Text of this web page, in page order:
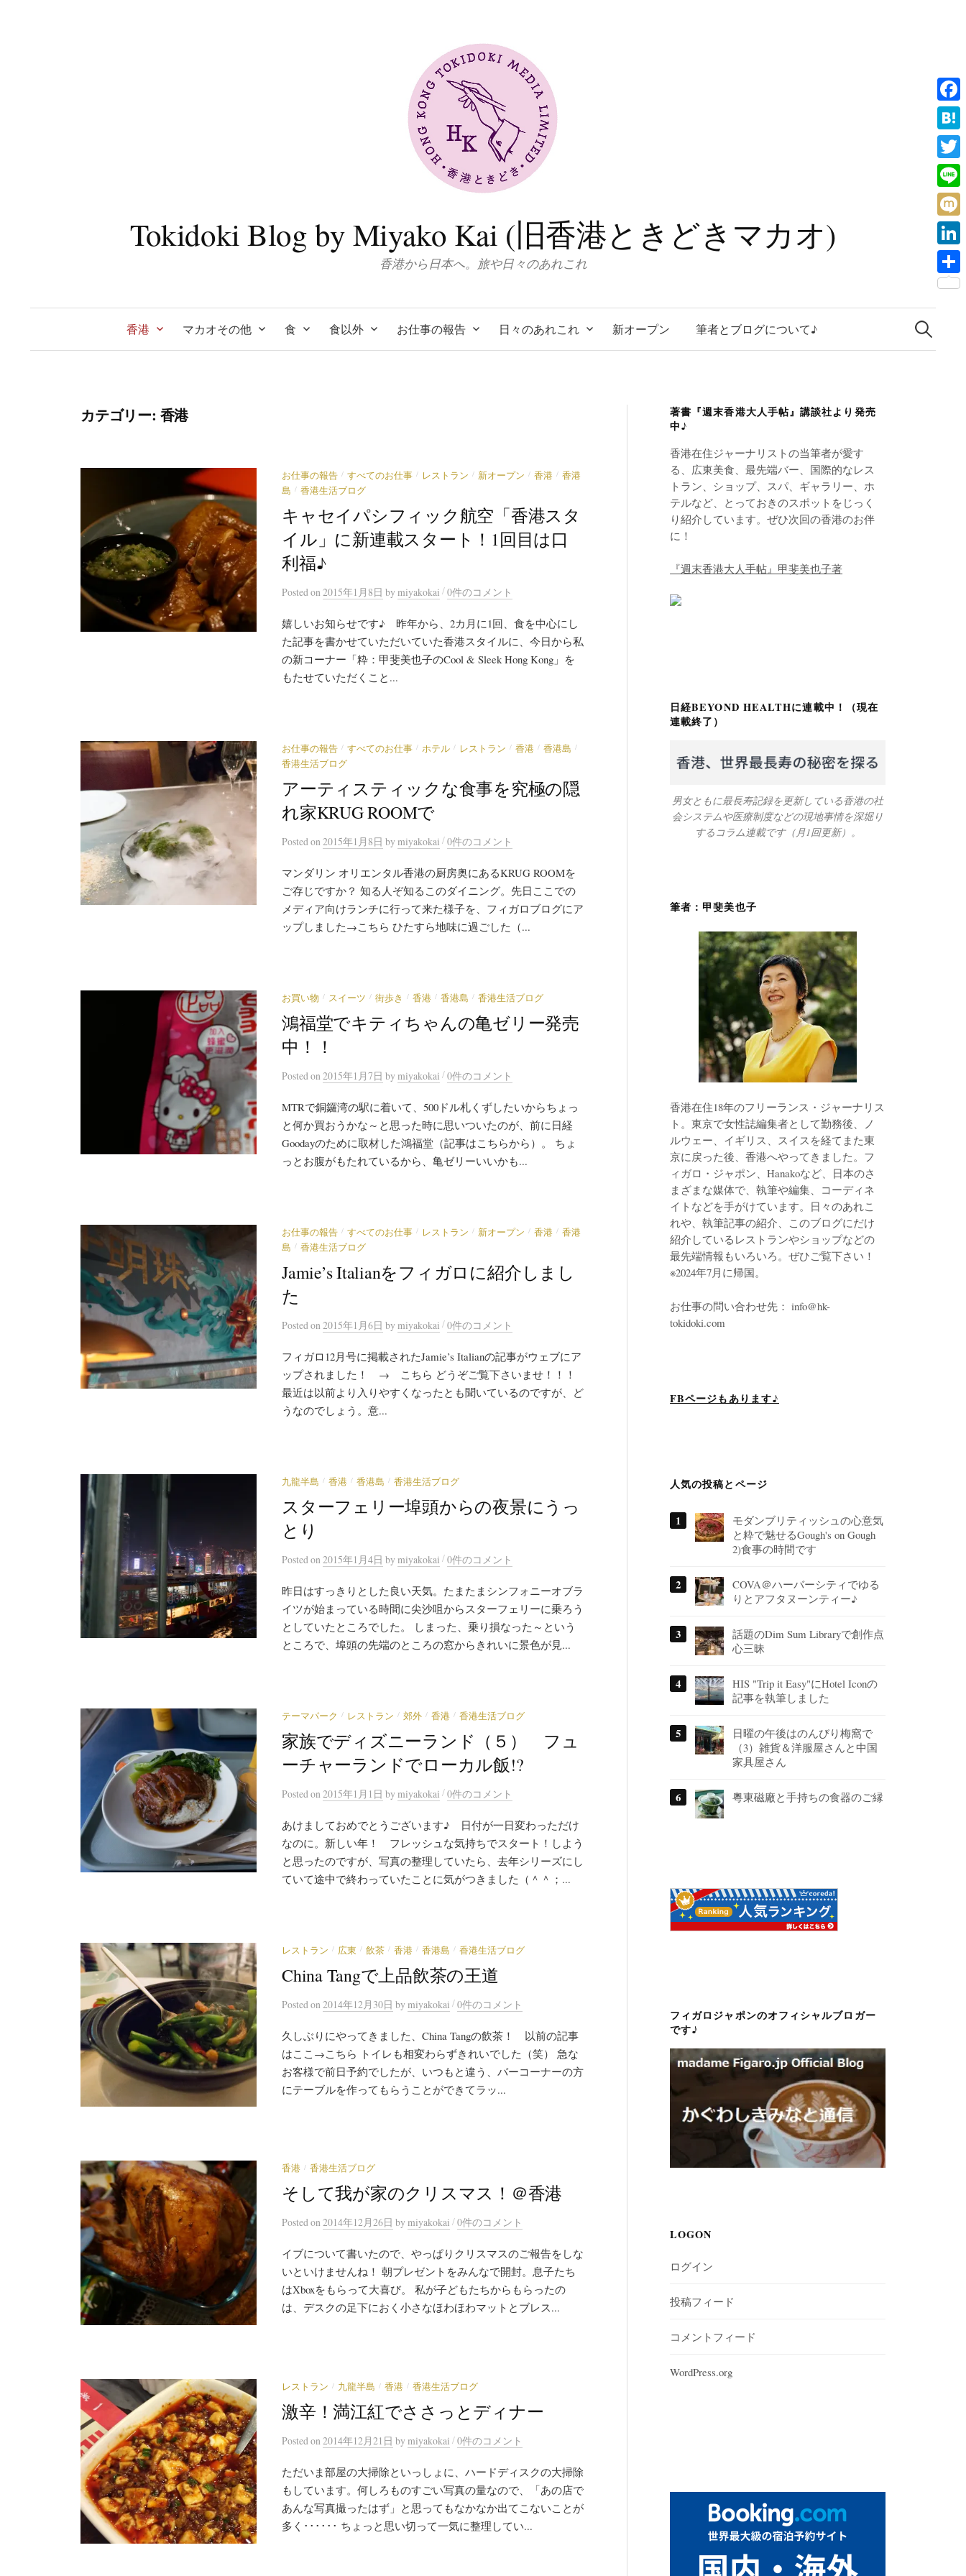
Tokidoki Blog by Miyako Kai (旧香港ときどきマカオ)
香港から日本へ。旅や日々のあれこれ
香港 マカオその他 食 食以外 お仕事の報告 日々のあれこれ 新オープン 筆者とブログについて♪
検
索:
カテゴリー: 香港
お仕事の報告 / すべてのお仕事 / レストラン / 新オープン / 香港 / 香港
島 / 香港生活ブログ
キャセイパシフィック航空「香港スタ
イル」に新連載スタート！1回目は口
利福♪
Posted on 2015年1月8日 by miyakokai /0件のコメント
嬉しいお知らせです♪ 昨年から、2カ月に1回、食を中心にし
た記事を書かせていただいていた香港スタイルに、今日から私
の新コーナー「粋：甲斐美也子のCool & Sleek Hong Kong」を
もたせていただくこと...
お仕事の報告 / すべてのお仕事 / ホテル / レストラン / 香港 / 香港島 /
香港生活ブログ
アーティスティックな食事を究極の隠
れ家KRUG ROOMで
Posted on 2015年1月8日 by miyakokai /0件のコメント
マンダリン オリエンタル香港の厨房奥にあるKRUG ROOMを
ご存じですか？ 知る人ぞ知るこのダイニング。先日ここでの
メディア向けランチに行って来た様子を、フィガロブログにア
ップしました→こちら ひたすら地味に過ごした（...
お買い物 / スイーツ / 街歩き / 香港 / 香港島 / 香港生活ブログ
鴻福堂でキティちゃんの亀ゼリー発売
中！！
Posted on 2015年1月7日 by miyakokai /0件のコメント
MTRで銅鑼湾の駅に着いて、500ドル札くずしたいからちょっ
と何か買おうかな～と思った時に思いついたのが、前に日経
Goodayのために取材した鴻福堂（記事はこちらから）。 ちょ
っとお腹がもたれているから、亀ゼリーいいかも...
お仕事の報告 / すべてのお仕事 / レストラン / 新オープン / 香港 / 香港
島 / 香港生活ブログ
Jamie’s Italianをフィガロに紹介しまし
た
Posted on 2015年1月6日 by miyakokai /0件のコメント
フィガロ12月号に掲載されたJamie’s Italianの記事がウェブにア
ップされました！ → こちら どうぞご覧下さいませ！！！
最近は以前より入りやすくなったとも聞いているのですが、ど
うなのでしょう。意...
九龍半島 / 香港 / 香港島 / 香港生活ブログ
スターフェリー埠頭からの夜景にうっ
とり
Posted on 2015年1月4日 by miyakokai /0件のコメント
昨日はすっきりとした良い天気。たまたまシンフォニーオブラ
イツが始まっている時間に尖沙咀からスターフェリーに乗ろう
としていたところでした。 しまった、乗り損なった～という
ところで、埠頭の先端のところの窓からきれいに景色が見...
テーマパーク / レストラン / 郊外 / 香港 / 香港生活ブログ
家族でディズニーランド（５） フュ
ーチャーランドでローカル飯!?
Posted on 2015年1月1日 by miyakokai /0件のコメント
あけましておめでとうございます♪ 日付が一日変わっただけ
なのに。新しい年！ フレッシュな気持ちでスタート！しよう
と思ったのですが、写真の整理していたら、去年シリーズにし
ていて途中で終わっていたことに気がつきました（＾＾；...
レストラン / 広東 / 飲茶 / 香港 / 香港島 / 香港生活ブログ
China Tangで上品飲茶の王道
Posted on 2014年12月30日 by miyakokai /0件のコメント
久しぶりにやってきました、China Tangの飲茶！ 以前の記事
はここ→こちら トイレも相変わらずきれいでした（笑） 急な
お客様で前日予約でしたが、いつもと違う、バーコーナーの方
にテーブルを作ってもらうことができてラッ...
香港 / 香港生活ブログ
そして我が家のクリスマス！＠香港
Postedon 2014年12月26日 by miyakokai /0件のコメント
イブについて書いたので、やっぱりクリスマスのご報告をしな
いといけませんね！ 朝プレゼントをみんなで開封。息子たち
はXboxをもらって大喜び。 私が子どもたちからもらったの
は、デスクの足下におく小さなほわほわマットとブレス...
レストラン / 九龍半島 / 香港 / 香港生活ブログ
激辛！満江紅でささっとディナー
Postedon 2014年12月21日 by miyakokai /0件のコメント
ただいま部屋の大掃除といっしょに、ハードディスクの大掃除
もしています。何しろものすごい写真の量なので、「あの店で
あんな写真撮ったはず」と思ってもなかなか出てこないことが
多く･･････ ちょっと思い切って一気に整理してい...
著書『週末香港大人手帖』講談社より発売
中♪
香港在住ジャーナリストの当筆者が愛す
る、広東美食、最先端バー、国際的なレス
トラン、ショップ、スパ、ギャラリー、ホ
テルなど、とっておきのスポットをじっく
り紹介しています。ぜひ次回の香港のお伴
に！
『週末香港大人手帖』甲斐美也子著
日経BEYOND HEALTHに連載中！（現在
連載終了）
男女ともに最長寿記録を更新している香港の社
会システムや医療制度などの現地事情を深堀り
するコラム連載です（月1回更新）。
筆者：甲斐美也子
香港在住18年のフリーランス・ジャーナリス
ト。東京で女性誌編集者として勤務後、ノ
ルウェー、イギリス、スイスを経てまた東
京に戻った後、香港へやってきました。フ
ィガロ・ジャポン、Hanakoなど、日本のさ
まざまな媒体で、執筆や編集、コーディネ
イトなどを手がけています。日々のあれこ
れや、執筆記事の紹介、このブログにだけ
紹介しているレストランやショップなどの
最先端情報もいろいろ。ぜひご覧下さい！
※2024年7月に帰国。
お仕事の問い合わせ先： info@hk-
tokidoki.com
FBページもあります♪
人気の投稿とページ
モダンブリティッシュの心意気
と粋で魅せるGough's on Gough
2)食事の時間です
COVA＠ハーバーシティでゆる
りとアフタヌーンティー♪
話題のDim Sum Libraryで創作点
心三昧
HIS "Trip it Easy"にHotel Iconの
記事を執筆しました
日曜の午後はのんびり梅窩で
（3）雑貨＆洋服屋さんと中国
家具屋さん
粵東磁廠と手持ちの食器のご縁
フィガロジャポンのオフィシャルブロガー
です♪
LOGON
ログイン
投稿フィード
コメントフィード
WordPress.org
F
a
c
e
b
o
o
k
H
a
t
e
n
a
T
w
i
t
e
L
i
n
e
M
i
x
L
i
共